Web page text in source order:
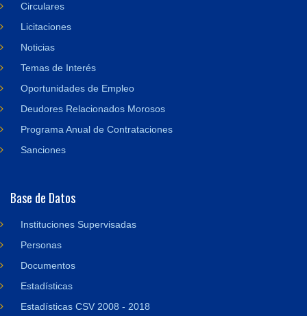
Circulares
Licitaciones
Noticias
Temas de Interés
Oportunidades de Empleo
Deudores Relacionados Morosos
Programa Anual de Contrataciones
Sanciones
Base de Datos
Instituciones Supervisadas
Personas
Documentos
Estadísticas
Estadísticas CSV 2008 - 2018